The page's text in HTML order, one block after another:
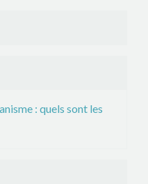
: quels sont les